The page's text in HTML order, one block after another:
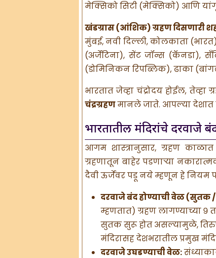
मेक्सिको सिटी (मेक्सिको) आणि
खंडग्रास (आंशिक) ग्रहण दिसणारी
मुंबई, नवी दिल्ली, कोलकाता
(अर्जेंटिना), सेंट जॉन्स (कॅनडा),
(डोमिनिकन रिपब्लिक), ढाका
भारतात जेव्हा चंद्रोदय होईल,
चंद्रग्रहणमानले जाते. आपल्या देशात
भारतातील मंदिरांचे दरवाजे
आगम शास्त्रानुसार, ग्रहण
ग्रहणातून बाहेर पडणाऱ्या
दैवी ऊर्जेवर पडू नये म्हणून हे नियम
दरवाजे बंद होण्याची वेळ (सुतक
म्हणतात) ग्रहण लागण्याच्या ९
सुतक सुरू होत असल्यामुळे,
मंदिरासह देशभरातील प्रमुख
दरवाजे उघडण्याची वेळ: